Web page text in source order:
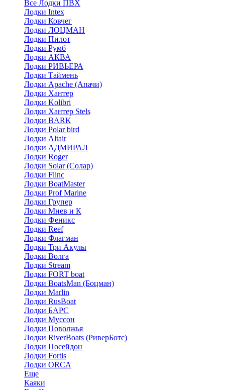
Все Лодки ПВХ
Лодки Intex
Лодки Ковчег
Лодки ЛОЦМАН
Лодки Пилот
Лодки Румб
Лодки АКВА
Лодки РИВЬЕРА
Лодки Таймень
Лодки Apache (Апачи)
Лодки Хантер
Лодки Kolibri
Лодки Хантер Stels
Лодки BARK
Лодки Polar bird
Лодки Altair
Лодки АДМИРАЛ
Лодки Roger
Лодки Solar (Солар)
Лодки Flinc
Лодки BoatMaster
Лодки Prof Marine
Лодки Групер
Лодки Мнев и К
Лодки Феникс
Лодки Reef
Лодки Флагман
Лодки Три Акулы
Лодки Волга
Лодки Stream
Лодки FORT boat
Лодки BoatsMan (Боцман)
Лодки Marlin
Лодки RusBoat
Лодки БАРС
Лодки Муссон
Лодки Поволжья
Лодки RiverBoats (РиверБотс)
Лодки Посейдон
Лодки Fortis
Лодки ORCA
Еще
Каяки